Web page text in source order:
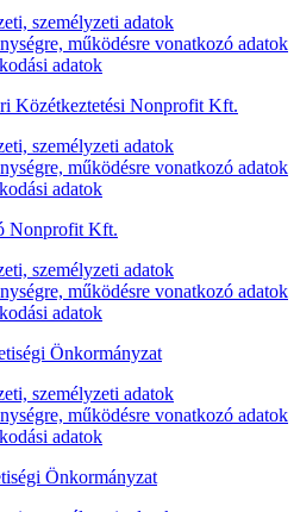
személyzeti adatok
működésre vonatkozó adatok
adatok
Közétkeztetési Nonprofit Kft.
személyzeti adatok
működésre vonatkozó adatok
adatok
Nonprofit Kft.
személyzeti adatok
működésre vonatkozó adatok
adatok
Önkormányzat
személyzeti adatok
működésre vonatkozó adatok
adatok
Önkormányzat